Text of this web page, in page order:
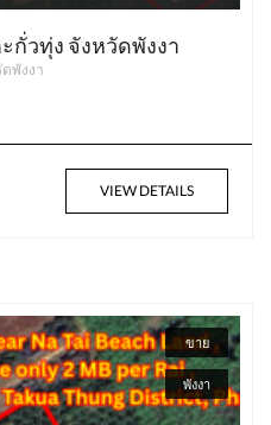
กั่วทุ่ง จังหวัดพังงา
พังงา
VIEW DETAILS
ขาย
พังงา